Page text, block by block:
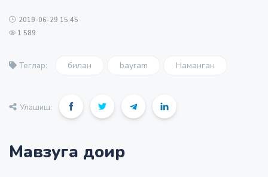
2019-06-29 15:45
1 589
Теглар: билан bayram Наманган
Улашиш:
Мавзуга доир